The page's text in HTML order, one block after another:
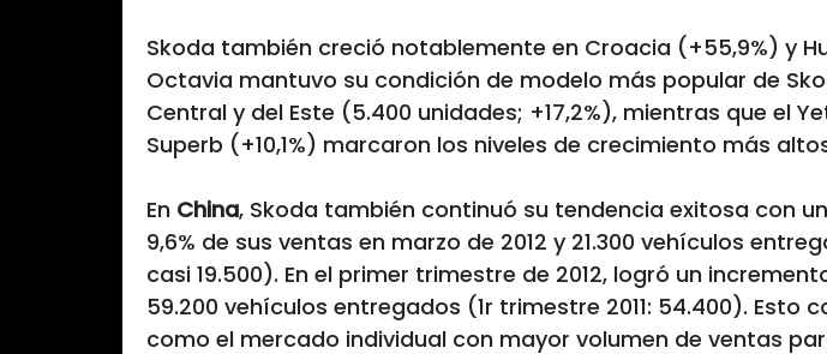
Skoda también creció notablemente en Croacia (+55,9%) y
Octavia mantuvo su condición de modelo más popular de
Central y del Este (5.400 unidades; +17,2%), mientras que el
Superb (+10,1%) marcaron los niveles de crecimiento más
En China, Skoda también continuó su tendencia exitosa con
9,6% de sus ventas en marzo de 2012 y 21.300 vehículos
casi 19.500). En el primer trimestre de 2012, logró un
59.200 vehículos entregados (1r trimestre 2011: 54.400). Esto
como el mercado individual con mayor volumen de ventas